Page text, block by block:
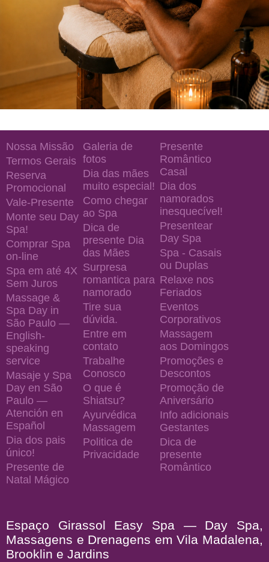
Nossa Missão
Termos Gerais
Reserva
Promocional
Vale-Presente
Monte seu Day
Spa!
Comprar Spa
on-line
Spa em até 4X
Sem Juros
Massage &
Spa Day in
São Paulo —
English-
speaking
service
Masaje y Spa
Day en São
Paulo —
Atención en
Español
Dia dos pais
único!
Presente de
Natal Mágico
Galeria de
fotos
Dia das mães
muito especial!
Como chegar
ao Spa
Dica de
presente Dia
das Mães
Surpresa
romantica para
namorado
Tire sua
dúvida.
Entre em
contato
Trabalhe
Conosco
O que é
Shiatsu?
Ayurvédica
Massagem
Politica de
Privacidade
Presente
Romântico
Casal
Dia dos
namorados
inesquecível!
Presentear
Day Spa
Spa - Casais
ou Duplas
Relaxe nos
Feriados
Eventos
Corporativos
Massagem
aos Domingos
Promoções e
Descontos
Promoção de
Aniversário
Info adicionais
Gestantes
Dica de
presente
Romântico
Espaço Girassol Easy Spa — Day Spa,
Massagens e Drenagens em Vila Madalena,
Brooklin e Jardins